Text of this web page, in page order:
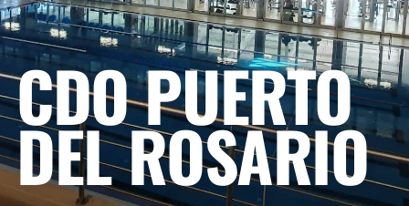
CDO PUERTO
DEL ROSARIO